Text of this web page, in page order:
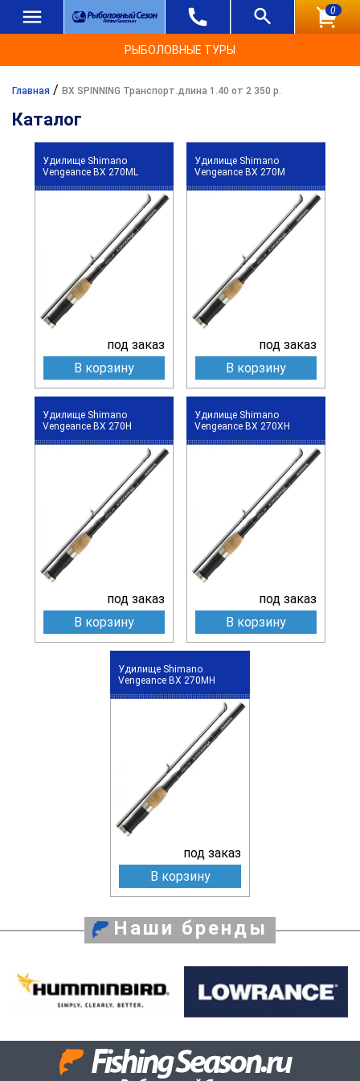
0
РЫБОЛОВНЫЕ ТУРЫ
Главная / BX SPINNING Транспорт.длина 1.40 от 2 350 р.
Каталог
Удилище Shimano
Vengeance BX 270ML
под заказ
В корзину
Удилище Shimano
Vengeance BX 270M
под заказ
В корзину
Удилище Shimano
Vengeance BX 270H
под заказ
В корзину
Удилище Shimano
Vengeance BX 270XH
под заказ
В корзину
Удилище Shimano
Vengeance BX 270MH
под заказ
В корзину
Наши бренды